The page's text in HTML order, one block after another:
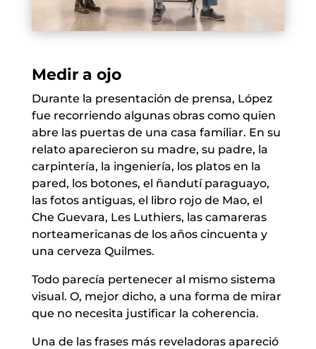
Medir a ojo
Durante la presentación de prensa, López
fue recorriendo algunas obras como quien
abre las puertas de una casa familiar. En su
relato aparecieron su madre, su padre, la
carpintería, la ingeniería, los platos en la
pared, los botones, el ñandutí paraguayo,
las fotos antiguas, el libro rojo de Mao, el
Che Guevara, Les Luthiers, las camareras
norteamericanas de los años cincuenta y
una cerveza Quilmes.
Todo parecía pertenecer al mismo sistema
visual. O, mejor dicho, a una forma de mirar
que no necesita justificar la coherencia.
Una de las frases más reveladoras apareció